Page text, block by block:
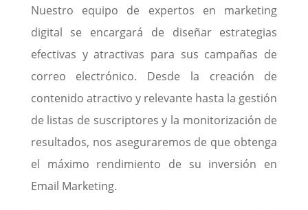
Nuestro equipo de expertos en marketing
digital se encargará de diseñar estrategias
efectivas y atractivas para sus campañas de
correo electrónico. Desde la creación de
contenido atractivo y relevante hasta la gestión
de listas de suscriptores y la monitorización de
resultados, nos aseguraremos de que obtenga
el máximo rendimiento de su inversión en
Email Marketing.